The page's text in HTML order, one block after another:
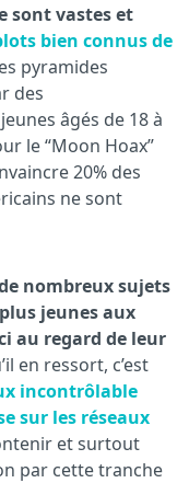
sont vastes et
bien connus de
pyramides
des
âgés de 18 à
le “Moon Hoax”
20% des
ne sont
nombreux sujets
jeunes aux
au regard de leur
en ressort, c’est
incontrôlable
sur les réseaux
et surtout
par cette tranche